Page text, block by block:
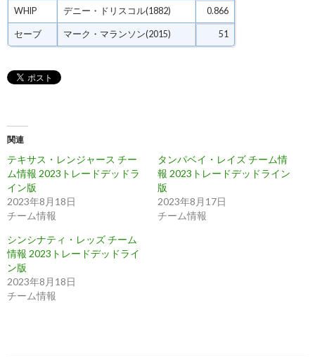
WHIP デニー・ドリスコル(1882) 0.866
セーブ マーク・マランソン(2015) 51
関連
テキサス・レンジャース チー
ム情報 2023トレードデッドラ
イン版
2023年8月18日
チーム情報
タンパベイ・レイズ チーム情
報 2023トレードデッドライン
版
2023年8月17日
チーム情報
シンシナティ・レッズ チーム
情報 2023トレードデッドライ
ン版
2023年8月18日
チーム情報